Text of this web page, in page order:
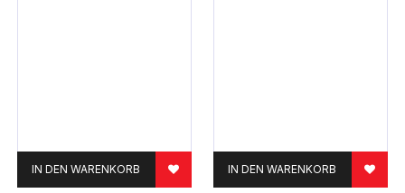
IN DEN WARENKORB IN DEN WARENKORB